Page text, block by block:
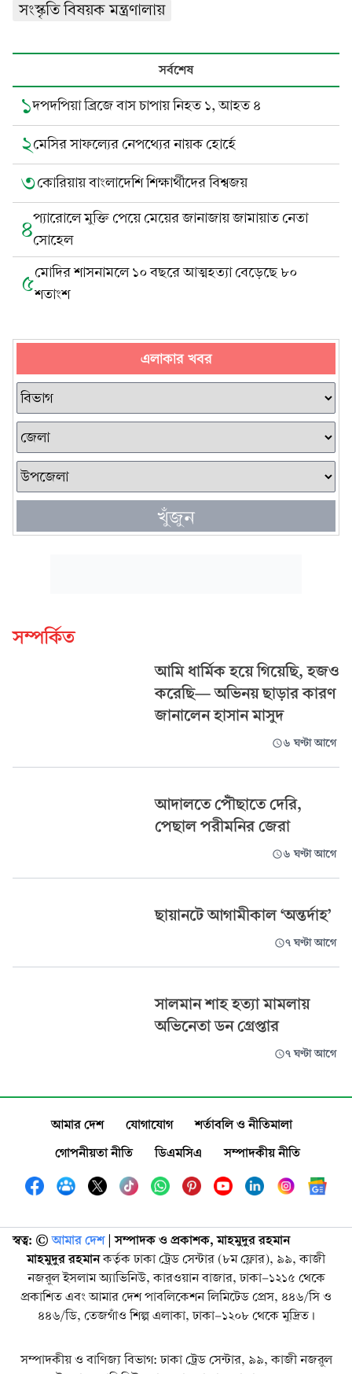
সংস্কৃতি বিষয়ক মন্ত্রণালায়
সর্বশেষ
১দপদপিয়া ব্রিজে বাস চাপায় নিহত ১, আহত ৪
২মেসির সাফল্যের নেপথ্যের নায়ক হোর্হে
৩কোরিয়ায় বাংলাদেশি শিক্ষার্থীদের বিশ্বজয়
৪প্যারোলে মুক্তি পেয়ে মেয়ের জানাজায় জামায়াত নেতা
সোহেল
৫মোদির শাসনামলে ১০ বছরে আত্মহত্যা বেড়েছে ৮০
শতাংশ
এলাকার খবর
খুঁজুন
সম্পর্কিত
আমি ধার্মিক হয়ে গিয়েছি, হজও
করেছি— অভিনয় ছাড়ার কারণ
জানালেন হাসান মাসুদ
৬ ঘণ্টা আগে
আদালতে পৌঁছাতে দেরি,
পেছাল পরীমনির জেরা
৬ ঘণ্টা আগে
ছায়ানটে আগামীকাল ‘অন্তর্দাহ’
৭ ঘণ্টা আগে
সালমান শাহ হত্যা মামলায়
অভিনেতা ডন গ্রেপ্তার
৭ ঘণ্টা আগে
আমার দেশ যোগাযোগ
শর্তাবলি ও নীতিমালা
গোপনীয়তা নীতি
ডিএমসিএ সম্পাদকীয় নীতি
স্বত্ব: ©️ আমার দেশ| সম্পাদক ও প্রকাশক, মাহমুদুর রহমান
মাহমুদুর রহমানকর্তৃক ঢাকা ট্রেড সেন্টার (৮ম ফ্লোর), ৯৯, কাজী
নজরুল ইসলাম অ্যাভিনিউ, কারওয়ান বাজার, ঢাকা-১২১৫ থেকে
প্রকাশিত এবং আমার দেশ পাবলিকেশন লিমিটেড প্রেস, ৪৪৬/সি ও
৪৪৬/ডি, তেজগাঁও শিল্প এলাকা, ঢাকা-১২০৮ থেকে মুদ্রিত।
সম্পাদকীয় ও বাণিজ্য বিভাগ: ঢাকা ট্রেড সেন্টার, ৯৯, কাজী নজরুল